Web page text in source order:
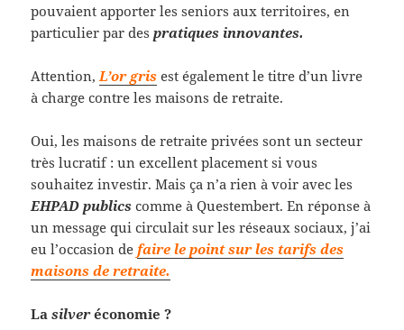
pouvaient apporter les seniors aux territoires, en
particulier par des pratiques innovantes.
Attention, L’or gris est également le titre d’un livre
à charge contre les maisons de retraite.
Oui, les maisons de retraite privées sont un secteur
très lucratif : un excellent placement si vous
souhaitez investir. Mais ça n’a rien à voir avec les
EHPAD publics comme à Questembert. En réponse à
un message qui circulait sur les réseaux sociaux, j’ai
eu l’occasion de faire le point sur les tarifs des
maisons de retraite.
Lasilveréconomie ?